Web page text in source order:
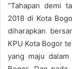
“Tahapan demi
2018 di Kota
diharapkan
KPU Kota Bogor
yang maju dalam